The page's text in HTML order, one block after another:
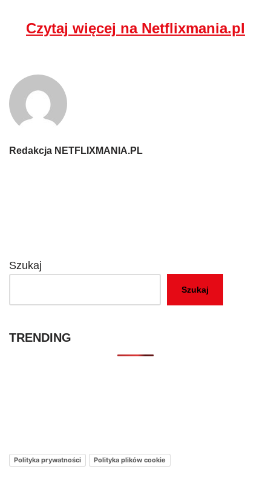
Czytaj więcej na Netflixmania.pl
Redakcja NETFLIXMANIA.PL
Szukaj
Szukaj
TRENDING
Polityka prywatności Polityka plików cookie